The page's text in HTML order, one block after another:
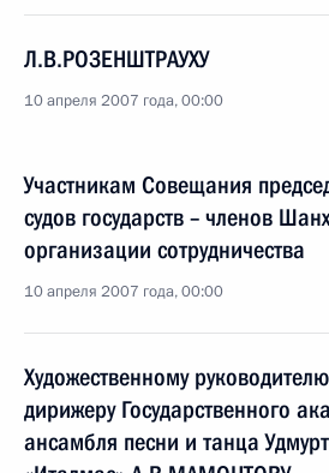
Л.В.РОЗЕНШТРАУХУ
10 апреля 2007 года, 00:00
Участникам Совещания
судов государств – членов
организации сотрудничества
10 апреля 2007 года, 00:00
Художественному
дирижеру Государственного
ансамбля песни и танца